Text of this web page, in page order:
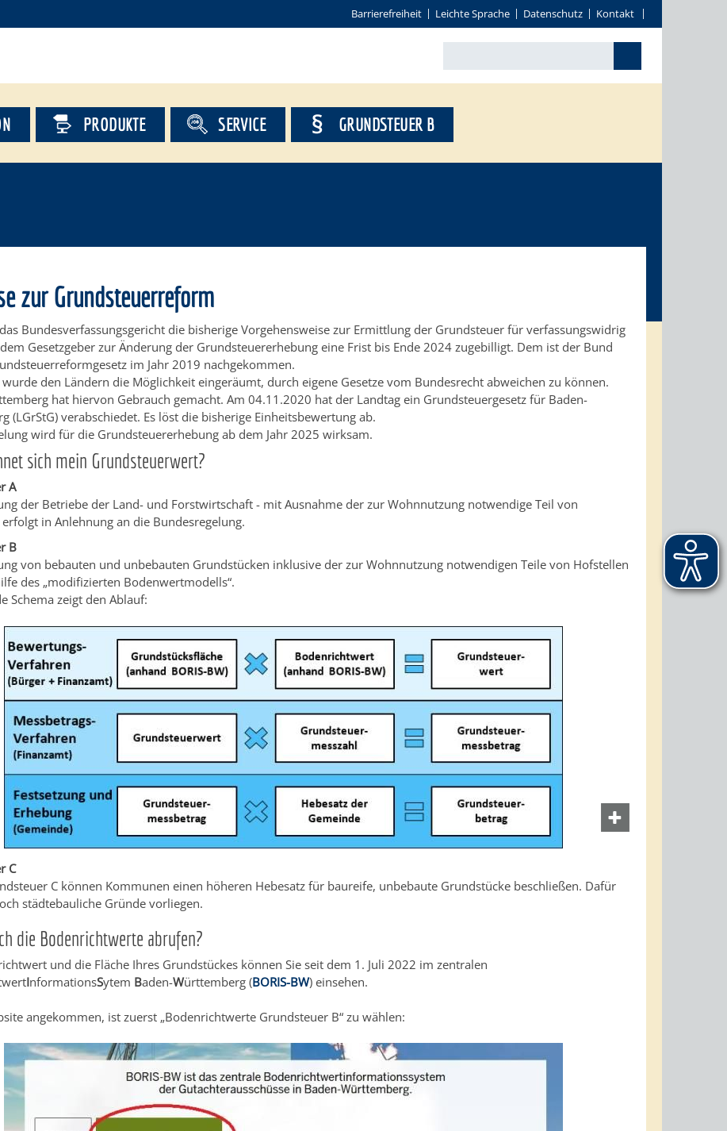
Barrierefreiheit Leichte Sprache Datenschutz Kontakt
PRODUKTE SERVICE GRUNDSTEUER B
zur Grundsteuerreform
Bundesverfassungsgericht die bisherige Vorgehensweise zur Ermittlung der Grundsteuer für verfassungswidrig
Gesetzgeber zur Änderung der Grundsteuererhebung eine Frist bis Ende 2024 zugebilligt. Dem ist der Bund
im Jahr 2019 nachgekommen.
den Ländern die Möglichkeit eingeräumt, durch eigene Gesetze vom Bundesrecht abweichen zu können.
hat hiervon Gebrauch gemacht. Am 04.11.2020 hat der Landtag ein Grundsteuergesetz für Baden-
(LGrStG) verabschiedet. Es löst die bisherige Einheitsbewertung ab.
wird für die Grundsteuererhebung ab dem Jahr 2025 wirksam.
sich mein Grundsteuerwert?
A
der Betriebe der Land- und Forstwirtschaft - mit Ausnahme der zur Wohnnutzung notwendige Teil von
in Anlehnung an die Bundesregelung.
B
von bebauten und unbebauten Grundstücken inklusive der zur Wohnnutzung notwendigen Teile von Hofstellen
des „modifizierten Bodenwertmodells“.
Schema zeigt den Ablauf:
C
C können Kommunen einen höheren Hebesatz für baureife, unbebaute Grundstücke beschließen. Dafür
städtebauliche Gründe vorliegen.
die Bodenrichtwerte abrufen?
und die Fläche Ihres Grundstückes können Sie seit dem 1. Juli 2022 im zentralen
InformationsSytem Baden-Württemberg (BORIS-BW) einsehen.
angekommen, ist zuerst „Bodenrichtwerte Grundsteuer B“ zu wählen: